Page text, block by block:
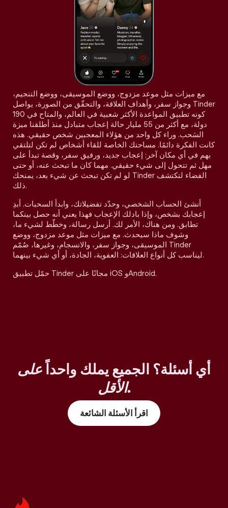
مع ميزات مثل موعد مزدوج، ووضع الموسيقى، ووضع التنجيم،
وجواز سفر، وأهداف العلاقة، والتحقّق من الصورة، يواصل Tinder
كونه تطبيق المواعدة الأكثر شعبية في العالم، والمتاح في 190
دولة، مع أكثر من 55 مليار حالة إعجاب متبادل منذ أطلقنا ميزة
السَحب. وراء كل واحد من هؤلاء المعجبين شخص حقيقي. هذه
كانت الفكرة دائمًا. مساحتك الخاصة للقاء أشخاص لم تكن لتلتقي
بهم في أي مكان آخر: إعجاب جديد، ورفيق سفر، وقصة تبدأ على
مهل ثم تتحول إلى شيء حقيقي. مهما كان ما تبحث عنه، أو حتى
لو لم تكن تبحث عن شيء بعد، يمنحك Tinder الفضاء لتكتشف
ذلك.
أنشئ الحساب الشخصي، وحدّد تفضيلاتك، وابدأ السحبات. أبدِ
إعجابك بشخص، وإذا بادلك الإعجاب فهذا يعني أنه حصل بينكما
تطابق. ومن هناك، الأمر لك. أرسل رسالة، وخطّط لشيء ما،
وشوف ماذا سيحدث. مع ميزات مثل موعد مزدوج، ووضع
الموسيقى، وجواز سفر، والانسجام، وغيرها، صُمّم Tinder
ليناسب كل أنواع العلاقات: العفوية، الجادة، أو أي شيء بينهما.
حمّل تطبيق Tinder مجانًا على iOS وAndroid.
أي أسئلة؟ الجميع يملك واحداً على
الأقل.
اقرأ الأسئلة الشائعة